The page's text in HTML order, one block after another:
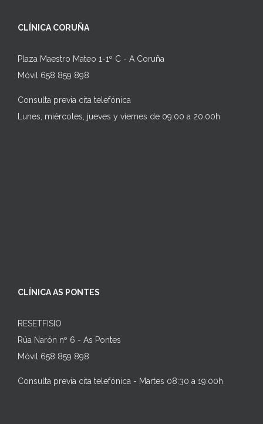
CLÍNICA CORUÑA
Plaza Maestro Mateo 1-1º C - A Coruña
Móvil 658 859 898
Consulta previa cita telefónica
Lunes, miércoles, jueves y viernes de 09:00 a 20:00h
CLÍNICA AS PONTES
RESETFISIO
Rúa Narón nº 6 - As Pontes
Móvil 658 859 898
Consulta previa cita telefónica - Martes 08:30 a 19:00h